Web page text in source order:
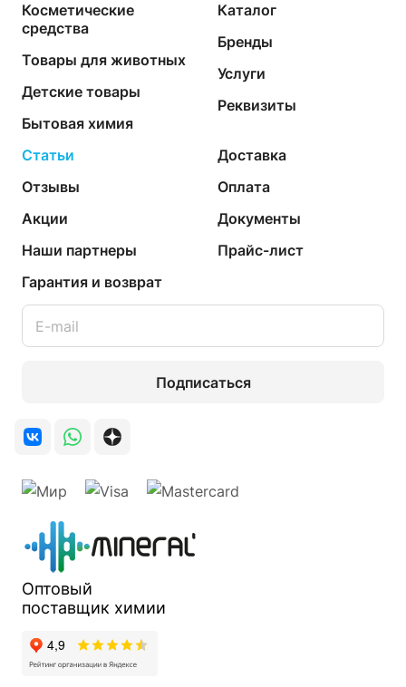
Косметические
средства
Товары для животных
Детские товары
Бытовая химия
Каталог
Бренды
Услуги
Реквизиты
Статьи
Отзывы
Акции
Наши партнеры
Гарантия и возврат
Доставка
Оплата
Документы
Прайс-лист
Подписаться
Оптовый
поставщик химии